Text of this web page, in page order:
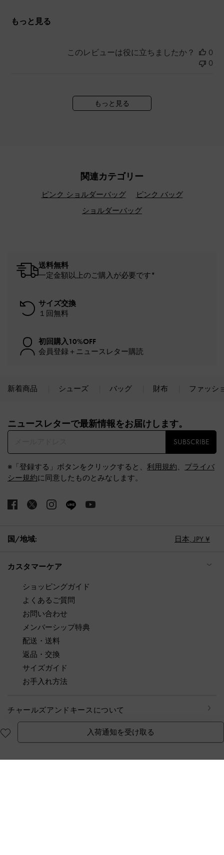
入荷通知を受け取る
もっと見る
このレビューは役に立ちましたか？
0
0
もっと見る
関連カテゴリー
ピンク ショルダーバッグ
ピンク バッグ
ショルダーバッグ
送料無料
一定金額以上のご購入が必要です*
サイズ交換
１回無料
初回購入10%OFF
会員登録＋ニュースレター購読
新着商品 シューズ バッグ 財布 ファッシ
ニュースレターで最新情報をお届けします。​
SUBSCRIBE
※「登録する」ボタンをクリックすると、 利用規約、 プライバ
シー規約に同意したものとみなします。
国/地域: 日本, JPY ¥
カスタマーケア
ショッピングガイド
よくあるご質問
お問い合わせ
メンバーシップ特典
配送・送料
返品・交換
サイズガイド
お手入れ方法
チャールズアンドキースについて
公式オンラインストア